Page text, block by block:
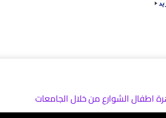
اطفال الشوارع من خلال الجامعات